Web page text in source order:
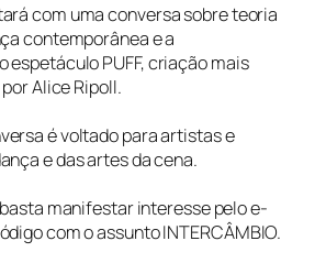
com uma conversa sobre teoria
contemporânea e a
espetáculo PUFF, criação mais
Alice Ripoll.
é voltado para artistas e
e das artes da cena.
manifestar interesse pelo e-
com o assunto INTERCÂMBIO.